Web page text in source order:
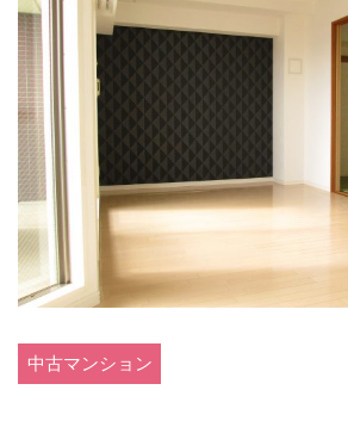
中古マンション